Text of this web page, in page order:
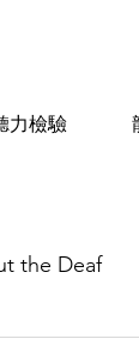
力檢驗
the Deaf